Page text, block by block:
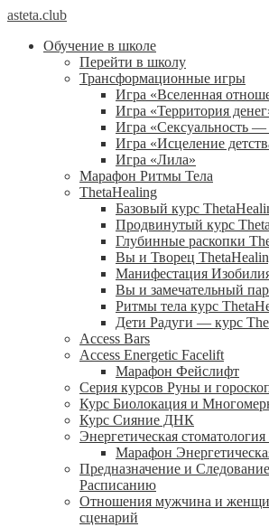
asteta.club
Обучение в школе
Перейти в школу
Трансформационные игры
Игра «Вселенная
Игра «Территория
Игра «Сексуальность —
Игра «Исцеление
Игра «Лила»
Марафон Ритмы Тела
ThetaHealing
Базовый курс
Продвинутый курс
Глубинные раскопки
Вы и Творец
Манифестация
Вы и замечательный
Ритмы тела курс
Дети Радуги — курс
Access Bars
Access Energetic Facelift
Марафон Фейслифт
Серия курсов Руны и
Курс Биолокация и
Курс Сияние ДНК
Энергетическая
Марафон
Предназначение и
Расписанию
Отношения мужчина и
сценарий